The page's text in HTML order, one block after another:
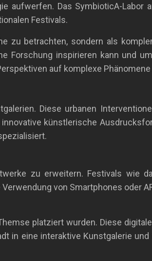
aufwerfen. Das SymbioticA-Labor
Festivals.
zu betrachten, sondern als
Forschung inspirieren kann und
auf komplexe
Diese urbanen
künstlerische
zu erweitern. Festivals wie
von Smartphones oder
platziert wurden. Diese
in eine interaktive Kunstgalerie